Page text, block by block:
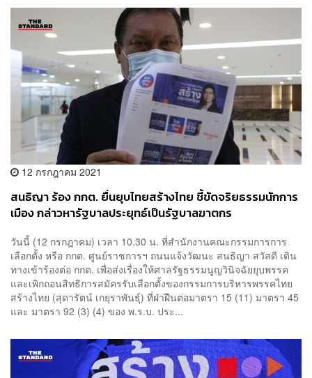
12 กรกฎาคม 2021
สนธิญา ร้อง กกต. ยื่นยุบไทยสร้างไทย ชี้ขัดจริยธรรมนักการ
เมือง กล่าวหารัฐบาลประยุทธ์เป็นรัฐบาลฆาตกร
วันนี้ (12 กรกฎาคม) เวลา 10.30 น. ที่สำนักงานคณะกรรมการการ
เลือกตั้ง หรือ กกต. ศูนย์ราชการฯ ถนนแจ้งวัฒนะ สนธิญา สวัสดี เดิน
ทางเข้าร้องต่อ กกต. เพื่อส่งเรื่องให้ศาลรัฐธรรมนูญวินิจฉัยยุบพรรค
และเพิกถอนสิทธิการสมัครรับเลือกตั้งของกรรมการบริหารพรรคไทย
สร้างไทย (สุดารัตน์ เกยุราพันธุ์) ที่ฝ่าฝืนต่อมาตรา 15 (11) มาตรา 45
และ มาตรา 92 (3) (4) ของ พ.ร.บ. ประ...